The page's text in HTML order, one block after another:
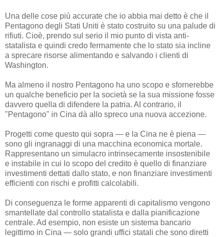
Una delle cose più accurate che io abbia mai detto è che il
Pentagono degli Stati Uniti è stato costruito su una palude di
rifiuti. Cioè, prendo sul serio il mio punto di vista anti-
statalista e quindi credo fermamente che lo stato sia incline
a sprecare risorse alimentando e salvando i clienti di
Washington.
Ma almeno il nostro Pentagono ha uno scopo e sfornerebbe
un qualche beneficio per la società se la sua missione fosse
davvero quella di difendere la patria. Al contrario, il
"Pentagono" in Cina dà allo spreco una nuova accezione.
Progetti come questo qui sopra — e la Cina ne è piena —
sono gli ingranaggi di una macchina economica mortale.
Rappresentano un simulacro intrinsecamente insostenibile
e instabile in cui lo scopo del credito è quello di finanziare
investimenti dettati dallo stato, e non finanziare investimenti
efficienti con rischi e profitti calcolabili.
Di conseguenza le forme apparenti di capitalismo vengono
smantellate dal controllo statalista e dalla pianificazione
centrale. Ad esempio, non esiste un sistema bancario
legittimo in Cina — solo grandi uffici statali che sono diretti